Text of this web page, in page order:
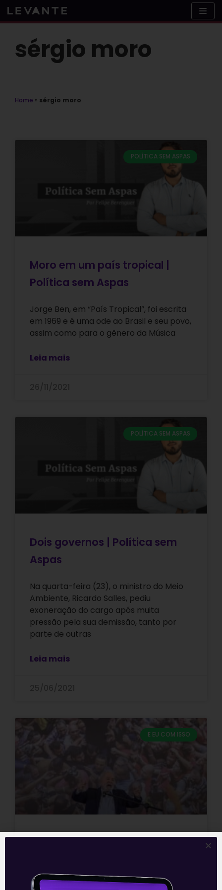
Skip
to
content
sérgio moro
Home » sérgio moro
POLÍTICA SEM ASPAS
Moro em um país tropical |
Política sem Aspas
Jorge Ben, em “País Tropical”, foi escrita
em 1969 e é uma ode ao Brasil e seu povo,
assim como para o gênero da Música
Leia mais
POLÍTICA SEM ASPAS
Dois governos | Política sem
Aspas
Na quarta-feira (23), o ministro do Meio
Ambiente, Ricardo Salles, pediu
exoneração do cargo após muita
pressão pela sua demissão, tanto por
parte de outras
Leia mais
E EU COM ISSO
em plenário, nesta quinta-feira (15), por 8